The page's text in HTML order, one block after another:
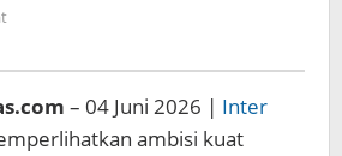
Premier
League
– 04 Juni 2026 | Inter
ambisi kuat